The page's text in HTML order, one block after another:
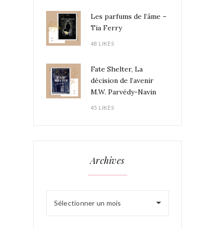
Les parfums de l’âme –
Tia Ferry
48 LIKES
Fate Shelter, La
décision de l’avenir
M.W. Parvédy-Navin
45 LIKES
Archives
Sélectionner un mois